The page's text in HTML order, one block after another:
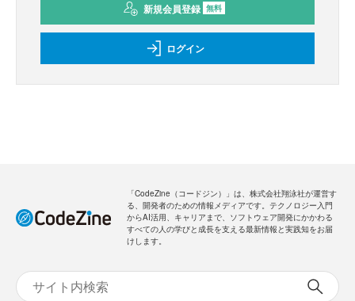
新規会員登録 無料
ログイン
「CodeZine（コードジン）」は、株式会社翔泳社が運営す
る、開発者のための情報メディアです。テクノロジー入門
からAI活用、キャリアまで、ソフトウェア開発にかかわる
すべての人の学びと成長を支える最新情報と実践知をお届
けします。